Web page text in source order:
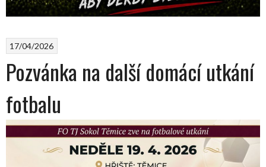
17/04/2026
Pozvánka na další domácí utkání
fotbalu